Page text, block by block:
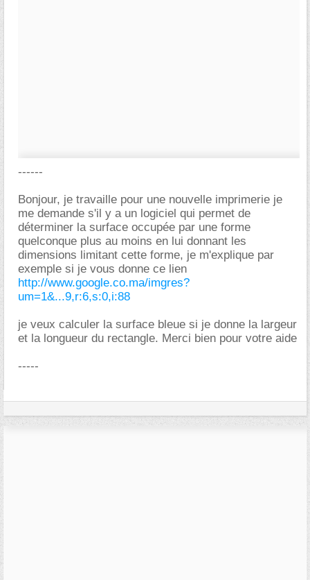
------
Bonjour, je travaille pour une nouvelle imprimerie je
me demande s'il y a un logiciel qui permet de
déterminer la surface occupée par une forme
quelconque plus au moins en lui donnant les
dimensions limitant cette forme, je m'explique par
exemple si je vous donne ce lien
http://www.google.co.ma/imgres?
um=1&...9,r:6,s:0,i:88
je veux calculer la surface bleue si je donne la largeur
et la longueur du rectangle. Merci bien pour votre aide
-----